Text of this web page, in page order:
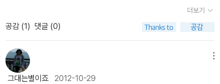
운 느낌을 표현한 섬세한 배려들이 보다 쉽게 아이들의 눈길을 끌 것
이다. 아기가 밤마다 잠을 안 자 고민인 엄마부터 잠자리에서 아기와
림책이다.
라구요. 물론 잠 잘 때 많이 읽어주실테니까 이 방 저 방으로 들고 왔
다갔다 아주 편하겠죠. 우리 딸 아이도 왜 이리 저녁만 되면 더욱 쌩
쌩해지는 건지 도통 자려고 하질 않는답니다. 어떻게 하면 조금 더 놀
고 잘까 꼭 궁리하는 녀석처럼 보일 때도 있답니다. 아이들이 왜 안 자
려고 할까? 이 물음에 대해 그다지 심각하게 고민해 본적이 없는데
더보기
공감 (1) 댓글 (0)
그대는별이죠 2012-10-29